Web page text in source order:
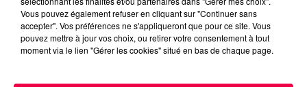
MAL DE DENTS DU DIABLE
Mal de dents du diable
Vous pouvez également refuser en cliquant sur "Continuer sans
accepter". Vos préférences ne s'appliqueront que pour ce site. Vous
pouvez mettre à jour vos choix, ou retirer votre consentement à tout
moment via le lien "Gérer les cookies" situé en bas de chaque page.